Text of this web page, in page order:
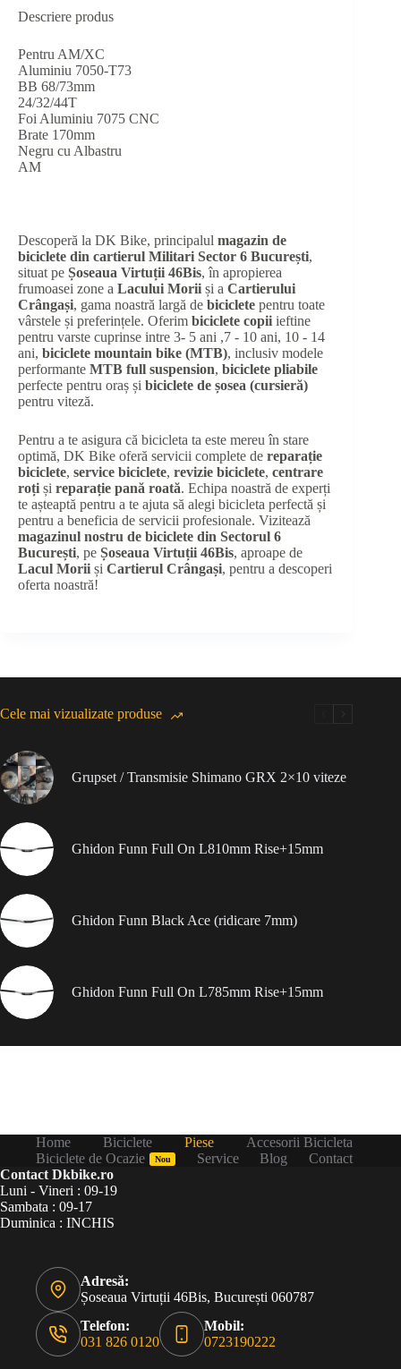
Descriere produs
Pentru AM/XC
Aluminiu 7050-T73
BB 68/73mm
24/32/44T
Foi Aluminiu 7075 CNC
Brate 170mm
Negru cu Albastru
AM
Descoperă la DK Bike, principalul magazin de
biciclete din cartierul Militari Sector 6 București,
situat pe Șoseaua Virtuții 46Bis, în apropierea
frumoasei zone a Lacului Morii și a Cartierului
Crângași, gama noastră largă de biciclete pentru toate
vârstele și preferințele. Oferim biciclete copii ieftine
pentru varste cuprinse intre 3- 5 ani ,7 - 10 ani, 10 - 14
ani, biciclete mountain bike (MTB), inclusiv modele
performante MTB full suspension, biciclete pliabile
perfecte pentru oraș și biciclete de șosea (cursieră)
pentru viteză.
Pentru a te asigura că bicicleta ta este mereu în stare
optimă, DK Bike oferă servicii complete de reparație
biciclete, service biciclete, revizie biciclete, centrare
roți și reparație pană roată. Echipa noastră de experți
te așteaptă pentru a te ajuta să alegi bicicleta perfectă și
pentru a beneficia de servicii profesionale. Vizitează
magazinul nostru de biciclete din Sectorul 6
București, pe Șoseaua Virtuții 46Bis, aproape de
Lacul Morii și Cartierul Crângași, pentru a descoperi
oferta noastră!
Cele mai vizualizate produse
Grupset / Transmisie Shimano GRX 2×10 viteze
Ghidon Funn Full On L810mm Rise+15mm
Ghidon Funn Black Ace (ridicare 7mm)
Ghidon Funn Full On L785mm Rise+15mm
Home Biciclete Piese
Accesorii Bicicleta
Biciclete de Ocazie
Nou Service Blog
Contact
Contact Dkbike.ro
Luni - Vineri : 09-19
Sambata : 09-17
Duminica : INCHIS
Adresă:
Șoseaua Virtuții 46Bis, București 060787
Telefon:
031 826 0120
Mobil:
0723190222